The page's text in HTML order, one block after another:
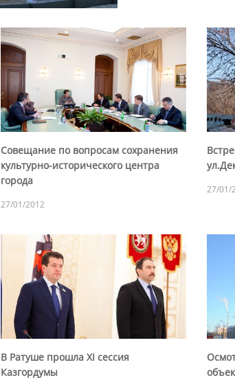
Совещание по вопросам сохранения
культурно-исторического центра
города
27/01/2012
27/01/
В Ратуше прошла XI сессия
Казгордумы